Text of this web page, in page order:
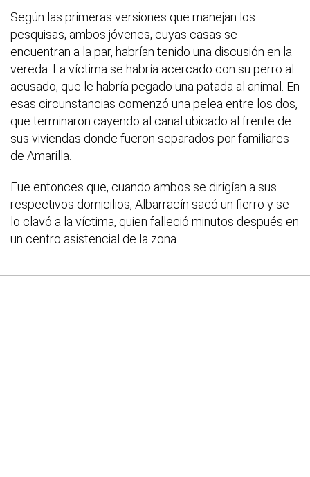
Según las primeras versiones que manejan los
pesquisas, ambos jóvenes, cuyas casas se
encuentran a la par, habrían tenido una discusión en la
vereda. La víctima se habría acercado con su perro al
acusado, que le habría pegado una patada al animal. En
esas circunstancias comenzó una pelea entre los dos,
que terminaron cayendo al canal ubicado al frente de
sus viviendas donde fueron separados por familiares
de Amarilla.
Fue entonces que, cuando ambos se dirigían a sus
respectivos domicilios, Albarracín sacó un fierro y se
lo clavó a la víctima, quien falleció minutos después en
un centro asistencial de la zona.